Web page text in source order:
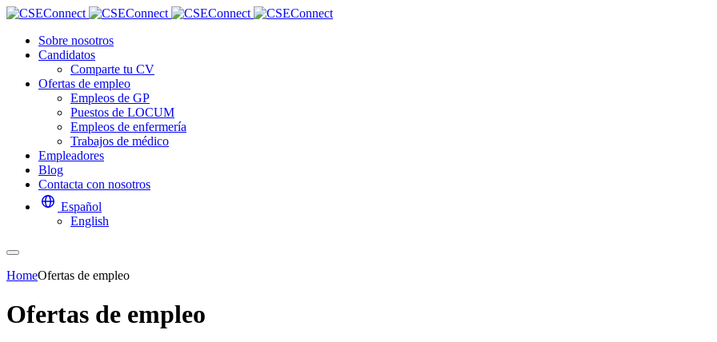
Sobre nosotros
Candidatos
Comparte tu CV
Ofertas de empleo
Empleos de GP
Puestos de LOCUM
Empleos de enfermería
Trabajos de médico
Empleadores
Blog
Contacta con nosotros
Español
English
HomeOfertas de empleo
Ofertas de empleo